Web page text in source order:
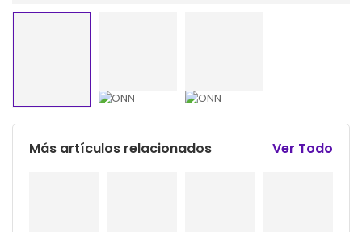
Más artículos relacionados Ver Todo